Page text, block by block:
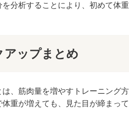
分析することにより、初めて体
アップまとめ
、筋肉量を増やすトレーニング方
重が増えても、見た目が締まっ